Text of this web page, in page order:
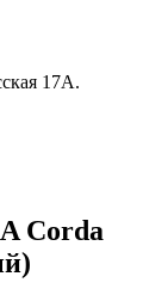
17А.
Corda